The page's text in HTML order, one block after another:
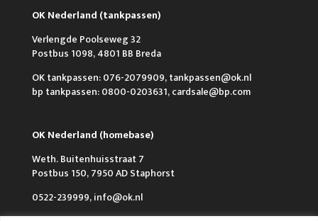
OK Nederland (tankpassen)
Verlengde Poolseweg 32
Postbus 1098, 4801 BB Breda
OK tankpassen: 076-2079909, tankpassen@ok.nl
bp tankpassen: 0800-0203631, cardsale@bp.com
OK Nederland (homebase)
Weth. Buitenhuisstraat 7
Postbus 150, 7950 AD Staphorst
0522-239999, info@ok.nl